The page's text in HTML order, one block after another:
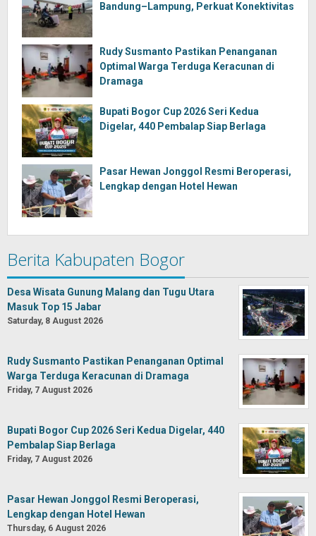
Bandung–Lampung, Perkuat Konektivitas
Rudy Susmanto Pastikan Penanganan
Optimal Warga Terduga Keracunan di
Dramaga
Bupati Bogor Cup 2026 Seri Kedua
Digelar, 440 Pembalap Siap Berlaga
Pasar Hewan Jonggol Resmi Beroperasi,
Lengkap dengan Hotel Hewan
Berita Kabupaten Bogor
Desa Wisata Gunung Malang dan Tugu Utara
Masuk Top 15 Jabar
Saturday, 8 August 2026
Rudy Susmanto Pastikan Penanganan Optimal
Warga Terduga Keracunan di Dramaga
Friday, 7 August 2026
Bupati Bogor Cup 2026 Seri Kedua Digelar, 440
Pembalap Siap Berlaga
Friday, 7 August 2026
Pasar Hewan Jonggol Resmi Beroperasi,
Lengkap dengan Hotel Hewan
Thursday, 6 August 2026